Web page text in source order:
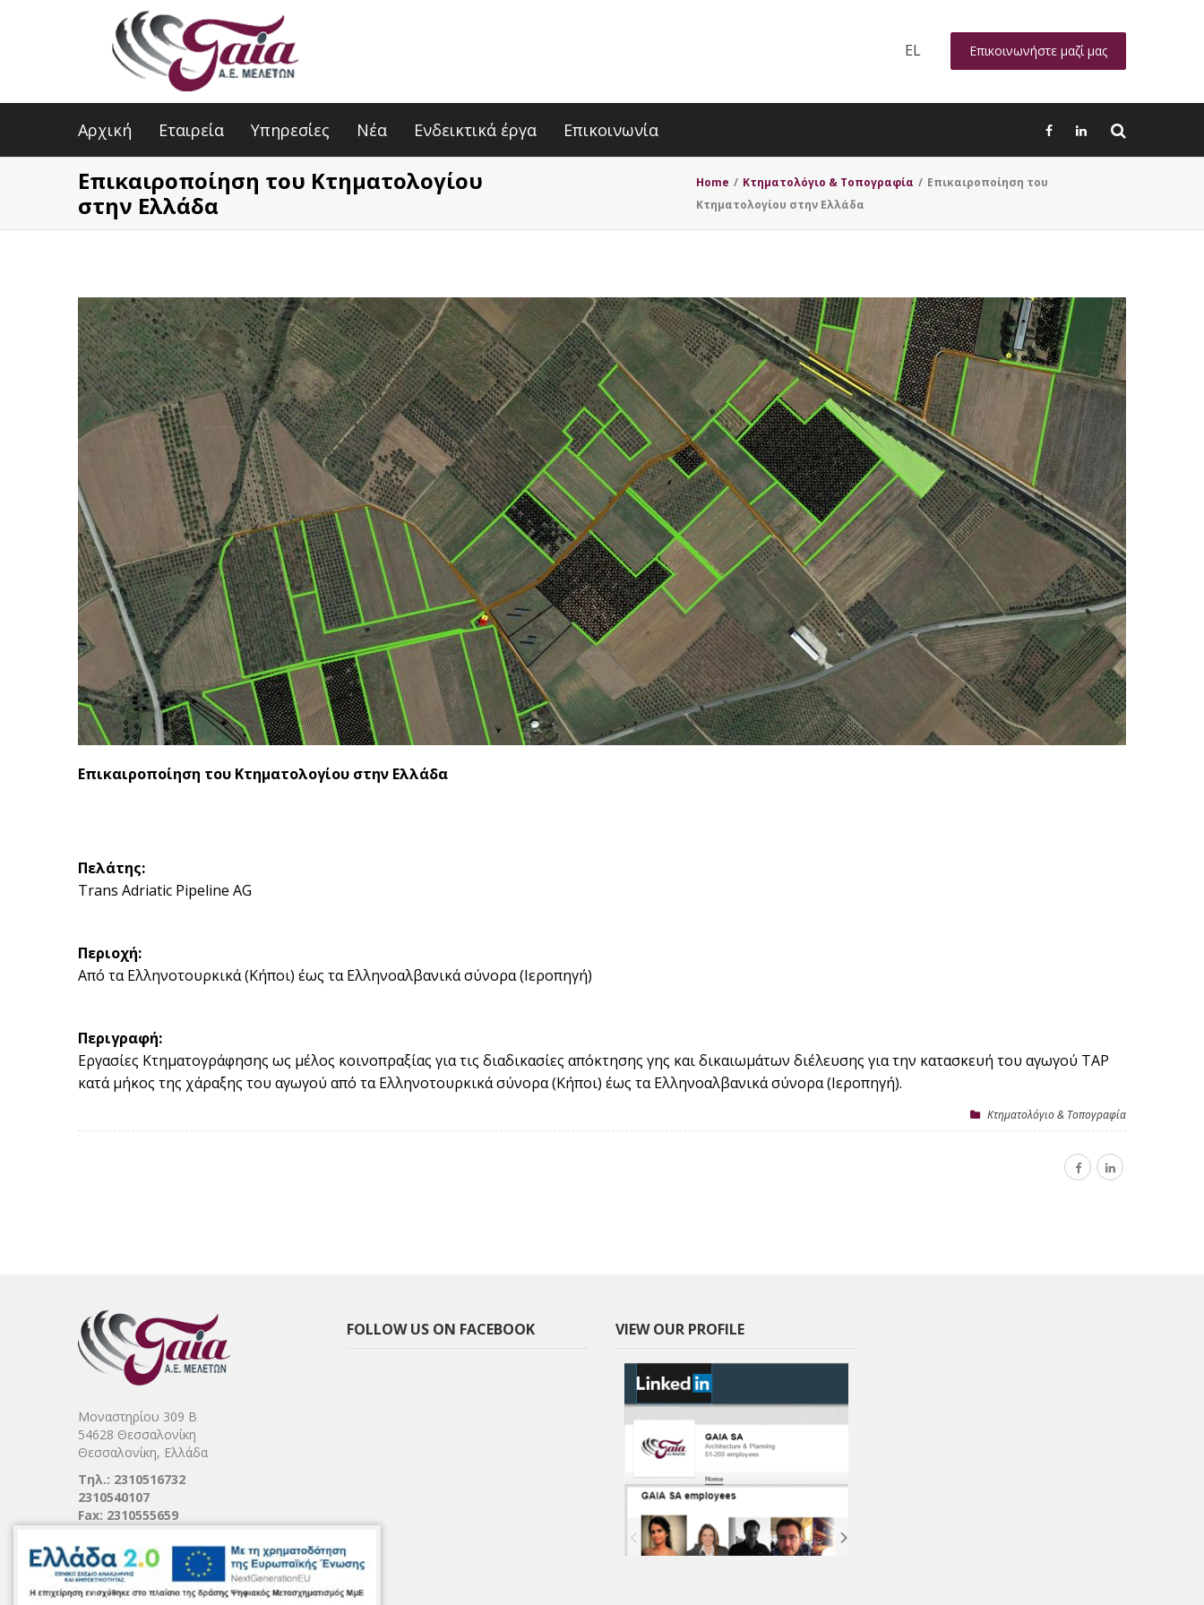
EL Επικοινωνήστε μαζί μας
Αρχική Εταιρεία Υπηρεσίες Νέα Ενδεικτικά έργα Επικοινωνία
Επικαιροποίηση του Κτηματολογίου
στην Ελλάδα
Home / Κτηματολόγιο & Τοπογραφία / Επικαιροποίηση του
Κτηματολογίου στην Ελλάδα
Επικαιροποίηση του Κτηματολογίου στην Ελλάδα
Πελάτης:
Trans Adriatic Pipeline AG
Περιοχή:
Από τα Ελληνοτουρκικά (Κήποι) έως τα Ελληνοαλβανικά σύνορα (Ιεροπηγή)
Περιγραφή:
Εργασίες Κτηματογράφησης ως μέλος κοινοπραξίας για τις διαδικασίες απόκτησης γης και δικαιωμάτων διέλευσης για την κατασκευή του αγωγού ΤΑΡ
κατά μήκος της χάραξης του αγωγού από τα Ελληνοτουρκικά σύνορα (Κήποι) έως τα Ελληνοαλβανικά σύνορα (Ιεροπηγή).
Κτηματολόγιο & Τοπογραφία
Μοναστηρίου 309 Β
54628 Θεσσαλονίκη
Θεσσαλονίκη, Ελλάδα
Τηλ.: 2310516732
2310540107
Fax: 2310555659
FOLLOW US ON FACEBOOK VIEW OUR PROFILE